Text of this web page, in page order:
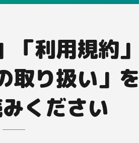
「利用規約」
取り扱い」を
ください